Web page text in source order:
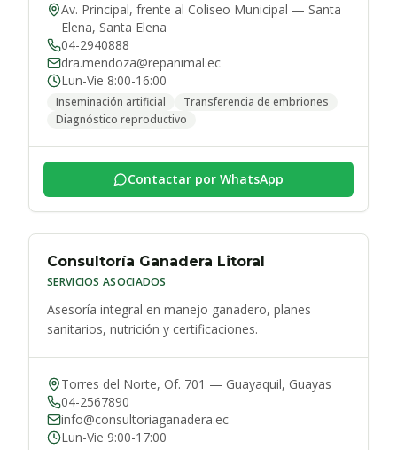
Av. Principal, frente al Coliseo Municipal — Santa
Elena, Santa Elena
04-2940888
dra.mendoza@repanimal.ec
Lun-Vie 8:00-16:00
Inseminación artificial
Transferencia de embriones
Diagnóstico reproductivo
Contactar por WhatsApp
Consultoría Ganadera Litoral
SERVICIOS ASOCIADOS
Asesoría integral en manejo ganadero, planes
sanitarios, nutrición y certificaciones.
Torres del Norte, Of. 701 — Guayaquil, Guayas
04-2567890
info@consultoriaganadera.ec
Lun-Vie 9:00-17:00